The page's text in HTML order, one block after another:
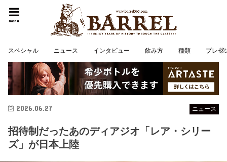
menu
スペシャル ニュース インタビュー 飲み方 種類 プレゼ
ニュース
2026.06.27
招待制だったあのディアジオ「レア・シリー
ズ」が日本上陸